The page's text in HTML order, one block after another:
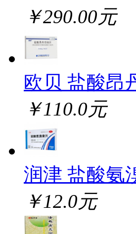
￥290.00元
欧贝 盐酸昂
￥110.0元
润津 盐酸氨
￥12.0元